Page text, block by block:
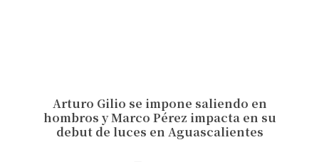
Arturo Gilio se impone saliendo en
hombros y Marco Pérez impacta en su
debut de luces en Aguascalientes